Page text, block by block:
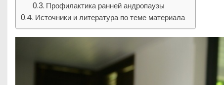
Профилактика ранней андропаузы
Источники и литература по теме материала